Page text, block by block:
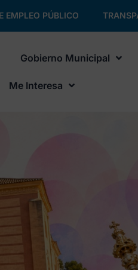
EMPLEO PÚBLICO
Gobierno Municipal
Me Interesa